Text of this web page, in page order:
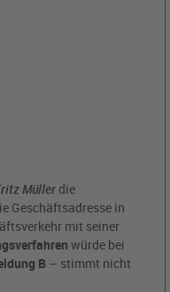
Müller die
Geschäftsadresse in
mit seiner
würde bei
B – stimmt nicht